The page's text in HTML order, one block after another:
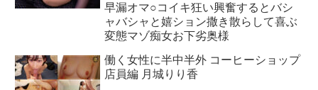
早漏オマ○コイキ狂い興奮するとバシ
ャバシャと嬉ション撒き散らして喜ぶ
変態マゾ痴女お下劣奥様
働く女性に半中半外 コーヒーショップ
店員編 月城りり香